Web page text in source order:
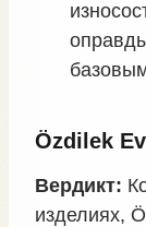
Özdilek
Вердикт:
изделиях,